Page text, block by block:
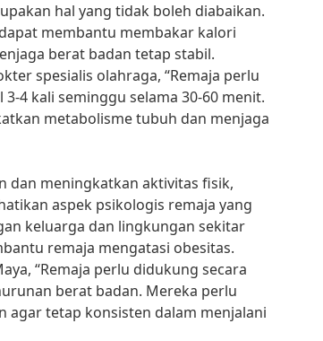
hal yang tidak boleh diabaikan.
membantu membakar kalori
berat badan tetap stabil.
spesialis olahraga, “Remaja perlu
4 kali seminggu selama 30-60 menit.
metabolisme tubuh dan menjaga
dan meningkatkan aktivitas fisik,
aspek psikologis remaja yang
keluarga dan lingkungan sekitar
remaja mengatasi obesitas.
“Remaja perlu didukung secara
berat badan. Mereka perlu
agar tetap konsisten dalam menjalani